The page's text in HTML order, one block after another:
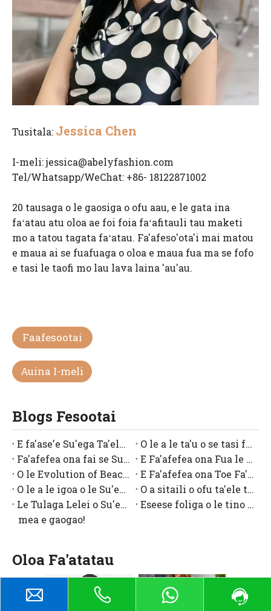
Tusitala: Jessica Chen
I-meli:jessica@abelyfashion.com
Tel/Whatsapp/WeChat: +86- 18122871002
20 tausaga o le gaosiga o ofu aau, e le gata ina
faʻatau atu oloa ae foi foia faʻafitauli tau maketi
mo a tatou tagata faʻatau. Fa'afeso'ota'i mai matou
e maua ai se fuafuaga o oloa e maua fua ma se fofo
e tasi le taofi mo lau lava laina 'au'au.
Faafesootai
matou
Auina I-meli
Blogs Fesootai
E fa'ase'e Su'ega Ta'ele e Tasi?
O le a le ta'u o se tasi fasi ofu aau?
Fa'afefea ona fai se Su'ega Tasi Tasi?
E Fa'afefea ona Fua le Tele o Su'ega Tasi Tasi?
O le Evolution of Beachwear: Fa'afeiloa'i le Su'ega Ta'ele o A Shore Fit Romper
E Fa'afefea ona Toe Fa'alelei ma Fa'atau Su'ega Ta'ele?
O le a le igoa o le Su'ega Tasi Tasi?
O a sitaili o ofu ta'ele tasi vaega?
Le Tulaga Lelei o Su'ega A'au
Eseese foliga o le tino e fetaui ma ofu ta'ele tasi vaega
mea e gaogao!
Oloa Fa'atatau